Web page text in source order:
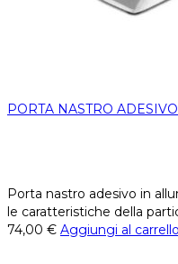
PORTA NASTRO
Porta nastro adesivo in
le caratteristiche della
74,00 € Aggiungi al carrello